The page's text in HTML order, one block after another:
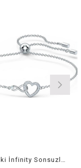
Swarovski İnfinity Sonsuzluk ve Kalp Sembollü Beyaz Rodyum Kaplama Bileklik